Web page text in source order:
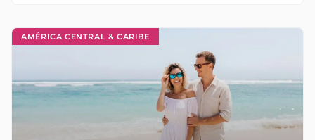
AMÉRICA CENTRAL & CARIBE